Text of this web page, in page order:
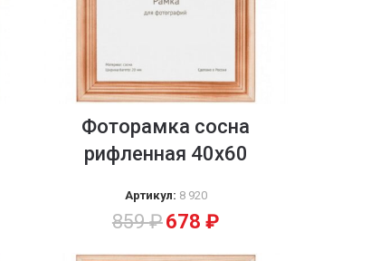
Фоторамка сосна
рифленная 40х60
Артикул: 8 920
859₽678 ₽